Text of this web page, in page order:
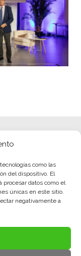
como las
del dispositivo. El
datos como el
únicas en este sitio.
negativamente a